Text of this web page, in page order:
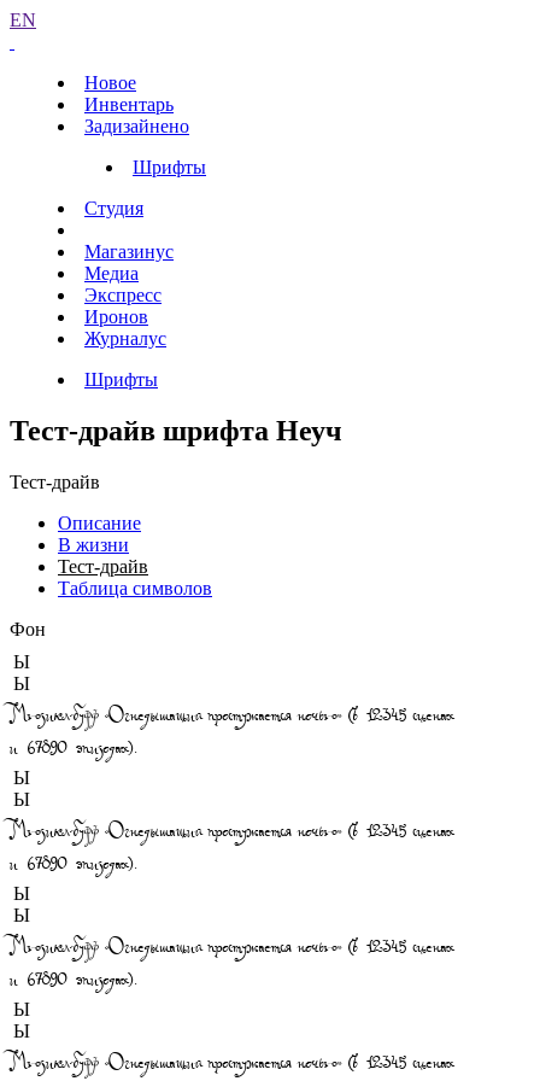
EN
Новое
Инвентарь
Задизайнено
Шрифты
Студия
Магазинус
Медиа
Экспресс
Иронов
Журналус
Шрифты
Тест-драйв шрифта Неуч
Тест-драйв
Описание
В жизни
Тест-драйв
Таблица символов
Фон
Ы
Ы
Мюзикл-буфф «Огнедышащий простужается ночью» (в 12345 сценах
и 67890 эпизодах).
Ы
Ы
Мюзикл-буфф «Огнедышащий простужается ночью» (в 12345 сценах
и 67890 эпизодах).
Ы
Ы
Мюзикл-буфф «Огнедышащий простужается ночью» (в 12345 сценах
и 67890 эпизодах).
Ы
Ы
Мюзикл-буфф «Огнедышащий простужается ночью» (в 12345 сценах